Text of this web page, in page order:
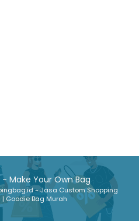
- Make Your Own Bag
- Jasa Custom Shopping
| Goodie Bag Murah